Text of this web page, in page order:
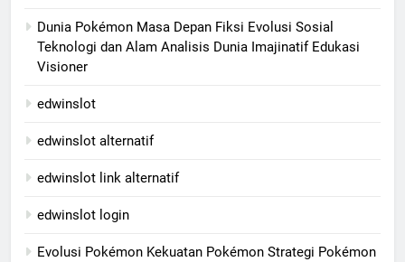
Dunia Pokémon Masa Depan Fiksi Evolusi Sosial
Teknologi dan Alam Analisis Dunia Imajinatif Edukasi
Visioner
edwinslot
edwinslot alternatif
edwinslot link alternatif
edwinslot login
Evolusi Pokémon Kekuatan Pokémon Strategi Pokémon